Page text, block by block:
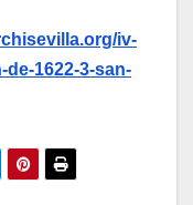
iv-
1622-3-san-